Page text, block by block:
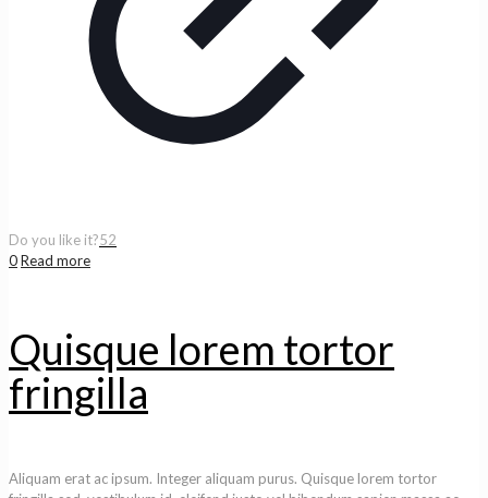
Do you like it?52
0Read more
Quisque lorem tortor
fringilla
Aliquam erat ac ipsum. Integer aliquam purus. Quisque lorem tortor